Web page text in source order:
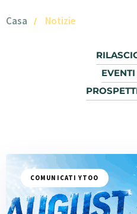
Casa Notizie
COMUNICATI YTOO